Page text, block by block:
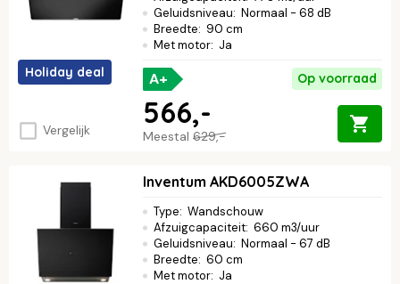
Holiday deal
Vergelijk
Geluidsniveau: Normaal - 68 dB
Breedte: 90 cm
Met motor: Ja
A+ Op voorraad
Meestal 629,-
566,-
Inventum AKD6005ZWA
Type: Wandschouw
Afzuigcapaciteit: 660 m3/uur
Geluidsniveau: Normaal - 67 dB
Breedte: 60 cm
Met motor: Ja